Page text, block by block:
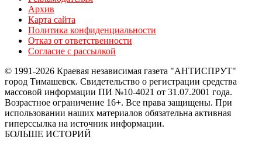
Архив
Карта сайта
Политика конфиденциальности
Отказ от ответственности
Согласие с рассылкой
© 1991-2026 Краевая независимая газета "АНТИСПРУТ"
город Тимашевск. Свидетельство о регистрации средства
массовой информации ПИ №10-4021 от 31.07.2001 года.
Возрастное ограничение 16+. Все права защищены. При
использовании наших материалов обязательна активная
гиперссылка на источник информации.
БОЛЬШЕ ИСТОРИЙ